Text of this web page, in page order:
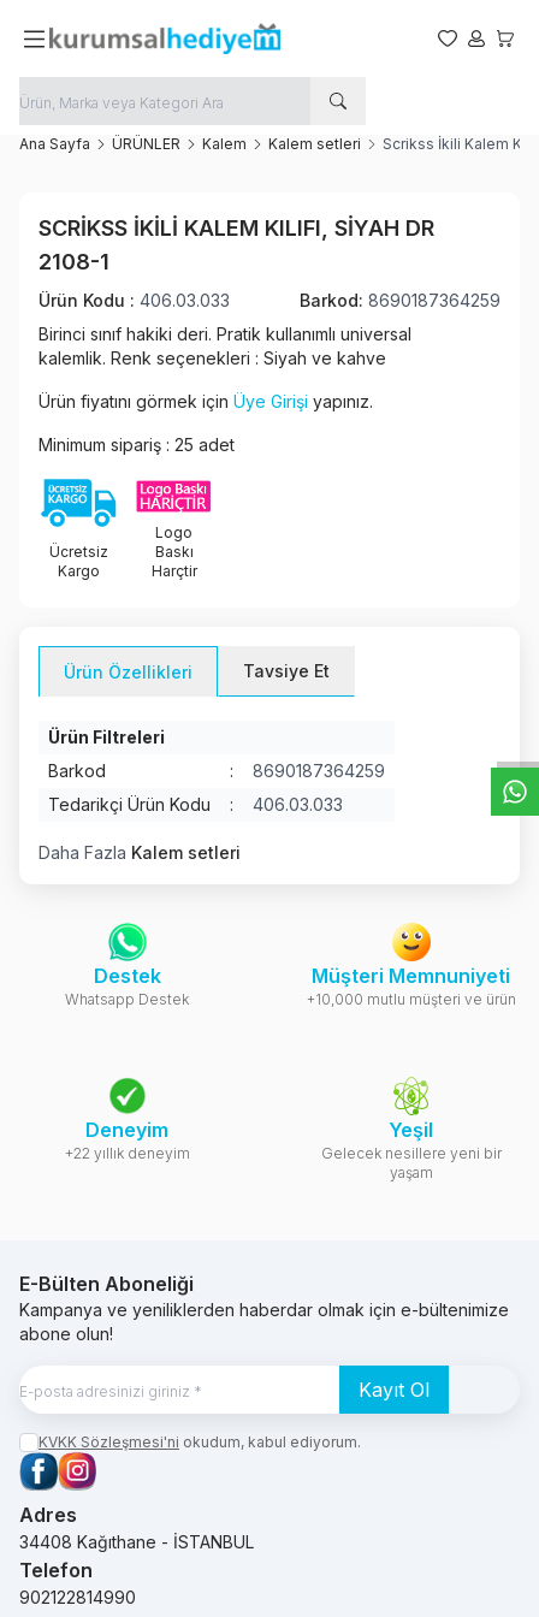
Favorilerim
Hesabım
Ana Sayfa ÜRÜNLER Kalem Kalem setleri Scrikss İkili Kalem
Paylaş
SCRIKSS İKILI KALEM KILIFI, SIYAH DR
2108-1
Ürün Kodu : 406.03.033 Barkod: 8690187364259
Birinci sınıf hakiki deri. Pratik kullanımlı universal
kalemlik. Renk seçenekleri : Siyah ve kahve
Ürün fiyatını görmek için Üye Girişi yapınız.
Minimum sipariş : 25 adet
Ücretsiz
Kargo
Logo
Baskı
Harçtir
Ürün Özellikleri Tavsiye Et
Ürün Filtreleri
Barkod
:
8690187364259
Tedarikçi Ürün Kodu
: 406.03.033
Daha Fazla Kalem setleri
Destek
Whatsapp Destek
Müşteri Memnuniyeti
+10,000 mutlu müşteri ve ürün
Deneyim
+22 yıllık deneyim
Yeşil
Gelecek nesillere yeni bir
yaşam
E-Bülten Aboneliği
Kampanya ve yeniliklerden haberdar olmak için e-bültenimize
abone olun!
Kayıt Ol
KVKK Sözleşmesi'ni okudum, kabul ediyorum.
Facebook
Instagram
Adres
34408 Kağıthane - İSTANBUL
Telefon
902122814990